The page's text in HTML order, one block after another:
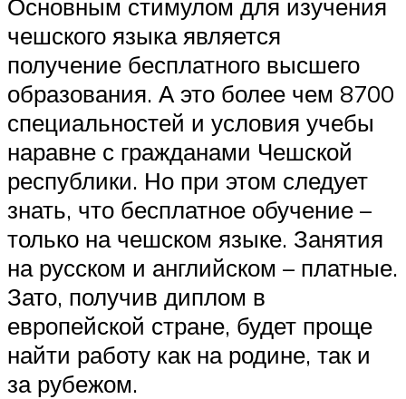
Основным стимулом для изучения
чешского языка является
получение бесплатного высшего
образования. А это более чем 8700
специальностей и условия учебы
наравне с гражданами Чешской
республики. Но при этом следует
знать, что бесплатное обучение –
только на чешском языке. Занятия
на русском и английском – платные.
Зато, получив диплом в
европейской стране, будет проще
найти работу как на родине, так и
за рубежом.